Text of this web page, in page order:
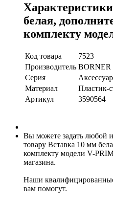
белая,
комплекту
Код товара
7523
Производитель BORNER
Серия
Материал
Пластик-
Артикул
3590564
Вы можете задать любой
товару Вставка 10 мм
комплекту модели V-
магазина.
Наши
вам помогут.